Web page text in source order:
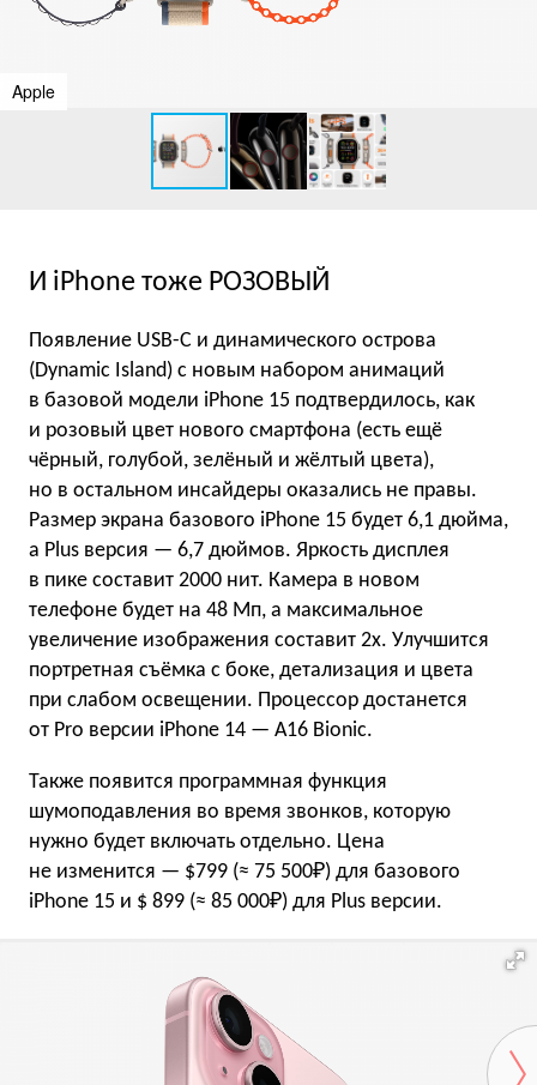
Apple
И iPhone тоже РОЗОВЫЙ
Появление USB-C и динамического острова
(Dynamic Island) с новым набором анимаций
в базовой модели iPhone 15 подтвердилось, как
и розовый цвет нового смартфона (есть ещё
чёрный, голубой, зелёный и жёлтый цвета),
но в остальном инсайдеры оказались не правы.
Размер экрана базового iPhone 15 будет 6,1 дюйма,
а Plus версия — 6,7 дюймов. Яркость дисплея
в пике составит 2000 нит. Камера в новом
телефоне будет на 48 Мп, а максимальное
увеличение изображения составит 2x. Улучшится
портретная съёмка с боке, детализация и цвета
при слабом освещении. Процессор достанется
от Pro версии iPhone 14 — A16 Bionic.
Также появится программная функция
шумоподавления во время звонков, которую
нужно будет включать отдельно. Цена
не изменится — $799 (≈ 75 500₽) для базового
iPhone 15 и $ 899 (≈ 85 000₽) для Plus версии.